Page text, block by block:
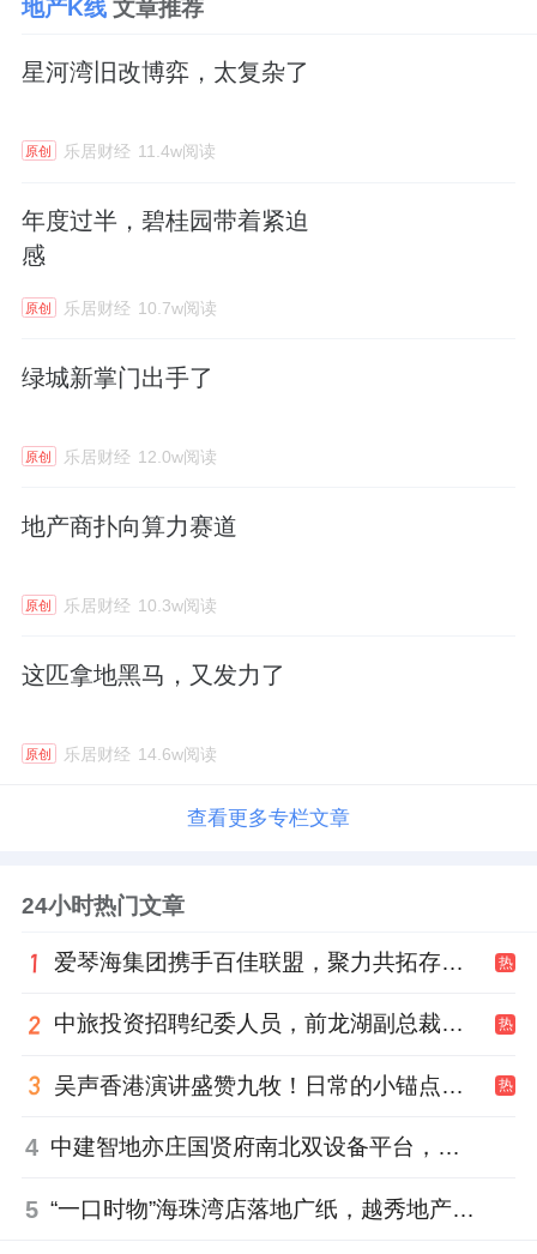
地产K线文章推荐
星河湾旧改博弈，太复杂了
原创 乐居财经 11.4w阅读
年度过半，碧桂园带着紧迫
感
原创 乐居财经 10.7w阅读
绿城新掌门出手了
原创 乐居财经 12.0w阅读
地产商扑向算力赛道
原创 乐居财经 10.3w阅读
这匹拿地黑马，又发力了
原创 乐居财经 14.6w阅读
查看更多专栏文章
24小时热门文章
爱琴海集团携手百佳联盟，聚力共拓存量商业新赛道 热
中旅投资招聘纪委人员，前龙湖副总裁胡若翔掌舵 热
吴声香港演讲盛赞九牧！日常的小锚点变成科技突破点！ 热
4 中建智地亦庄国贤府南北双设备平台，得房率创区域新高
5 “一口时物”海珠湾店落地广纸，越秀地产以“新鲜现制”商业新场景打造社区高品质生活